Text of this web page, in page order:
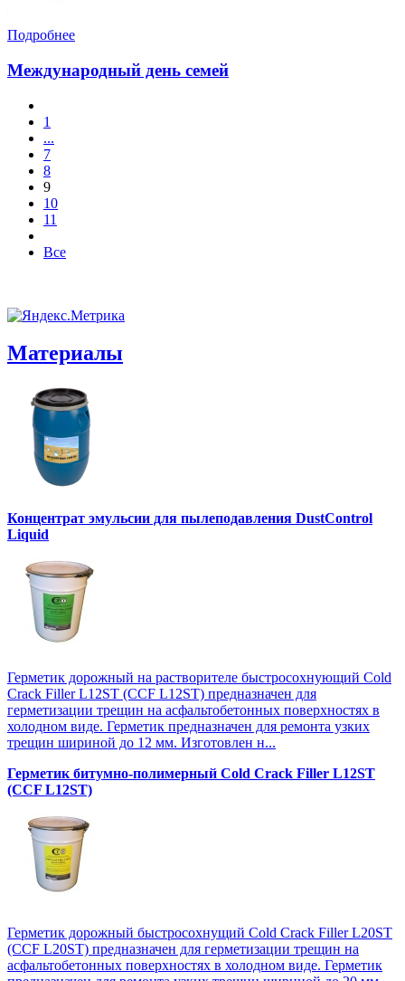
Подробнее
Международный день семей
1
...
7
8
9
10
11
Все
Материалы
Концентрат эмульсии для пылеподавления DustControl
Liquid
Герметик дорожный на растворителе быстросохнующий Cold
Crack Filler L12SТ (CCF L12SТ) предназначен для
герметизации трещин на асфальтобетонных поверхностях в
холодном виде. Герметик предназначен для ремонта узких
трещин шириной до 12 мм. Изготовлен н...
Герметик битумно-полимерный Cold Crack Filler L12SТ
(CCF L12SТ)
Герметик дорожный быстросохнущий Cold Crack Filler L20SТ
(CCF L20SТ) предназначен для герметизации трещин на
асфальтобетонных поверхностях в холодном виде. Герметик